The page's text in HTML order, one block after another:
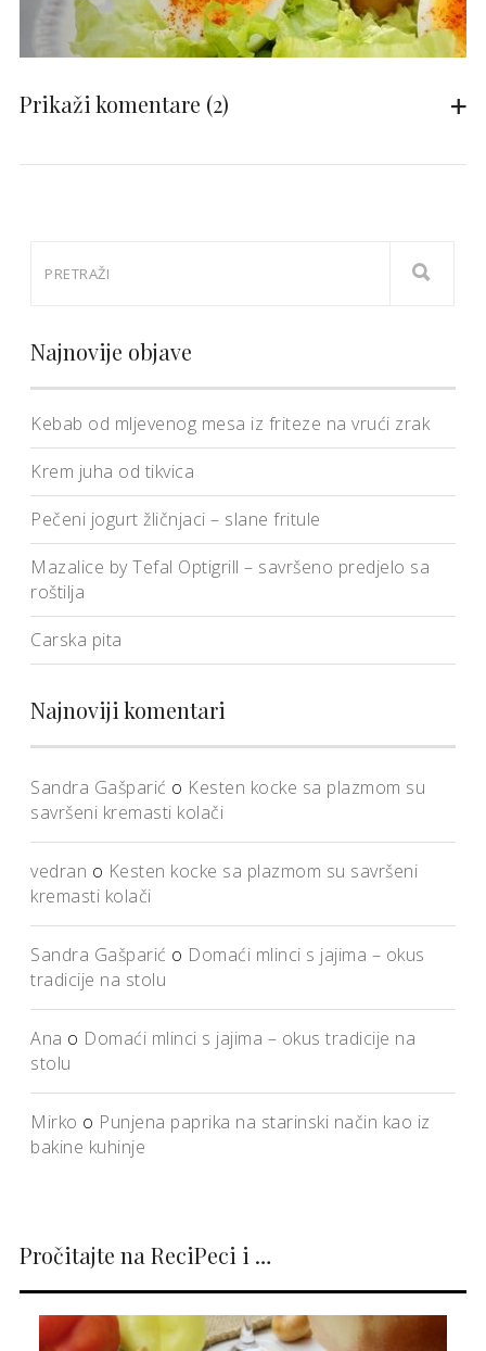
Prikaži komentare (2)
Najnovije objave
Kebab od mljevenog mesa iz friteze na vrući zrak
Krem juha od tikvica
Pečeni jogurt žličnjaci – slane fritule
Mazalice by Tefal Optigrill – savršeno predjelo sa
roštilja
Carska pita
Najnoviji komentari
Sandra Gašparić o Kesten kocke sa plazmom su
savršeni kremasti kolači
vedran o Kesten kocke sa plazmom su savršeni
kremasti kolači
Sandra Gašparić o Domaći mlinci s jajima – okus
tradicije na stolu
Ana o Domaći mlinci s jajima – okus tradicije na
stolu
Mirko o Punjena paprika na starinski način kao iz
bakine kuhinje
Pročitajte na ReciPeci i …